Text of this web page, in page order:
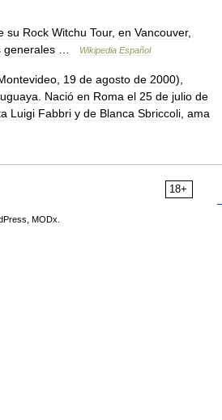
su Rock Witchu Tour, en Vancouver,
generales … Wikipedia Español
, 19 de agosto de 2000),
. Nació en Roma el 25 de julio de
Luigi Fabbri y de Blanca Sbriccoli, ama
18+
MODx.